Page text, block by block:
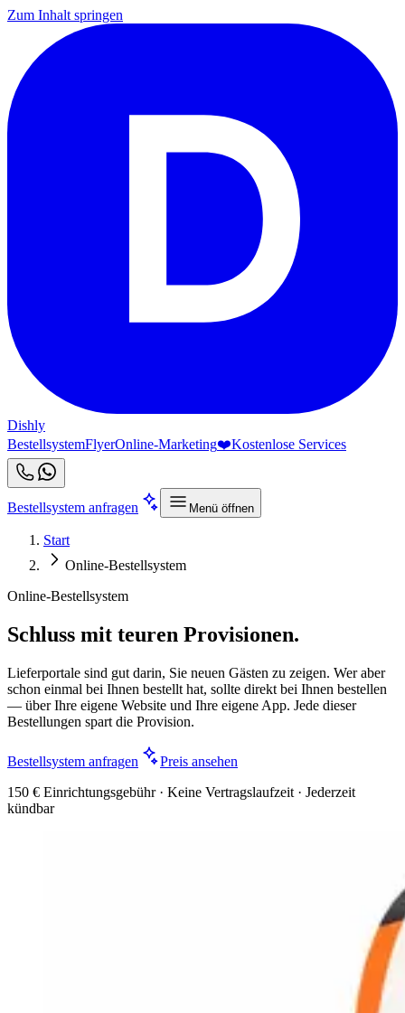
Zum Inhalt springen
Dishly
BestellsystemFlyerOnline-Marketing❤️Kostenlose Services
Bestellsystem anfragen Menü öffnen
Start
Online-Bestellsystem
Online-Bestellsystem
Schluss mit teuren Provisionen.
Lieferportale sind gut darin, Sie neuen Gästen zu zeigen. Wer aber
schon einmal bei Ihnen bestellt hat, sollte direkt bei Ihnen bestellen
— über Ihre eigene Website und Ihre eigene App. Jede dieser
Bestellungen spart die Provision.
Bestellsystem anfragen
Preis ansehen
150 € Einrichtungsgebühr · Keine Vertragslaufzeit · Jederzeit
kündbar